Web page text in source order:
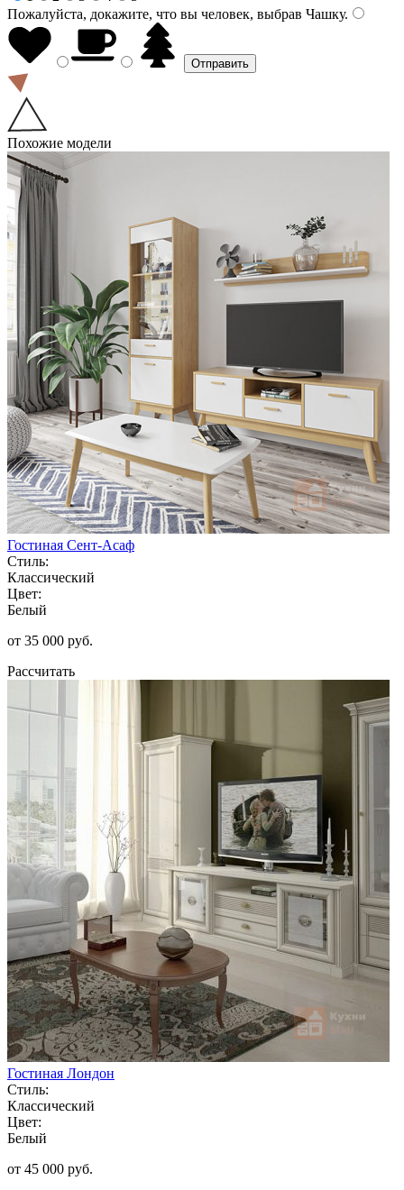
Пожалуйста, докажите, что вы человек, выбрав Чашку.
Похожие модели
Гостиная Сент-Асаф
Стиль:
Классический
Цвет:
Белый
от 35 000 руб.
Рассчитать
Гостиная Лондон
Стиль:
Классический
Цвет:
Белый
от 45 000 руб.